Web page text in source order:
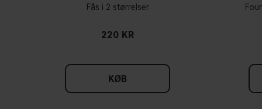
Fås i 2 størrelser
220 KR
KØB